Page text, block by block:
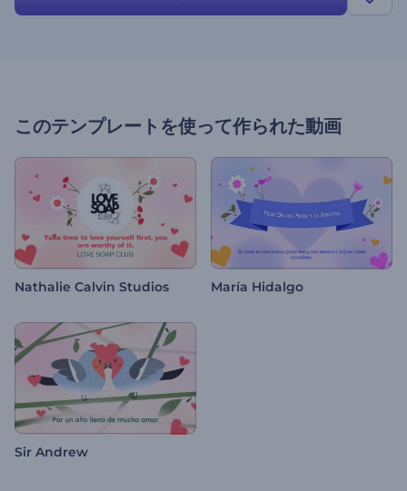
このテンプレートを使って作られた動画
Nathalie Calvin Studios María Hidalgo
Sir Andrew